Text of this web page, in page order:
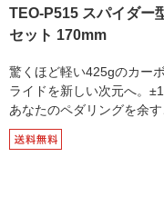
TEO-P515 スパイダー
セット 170mm
驚くほど軽い425gのカー
ライドを新しい次元へ。
あなたのペダリングを余